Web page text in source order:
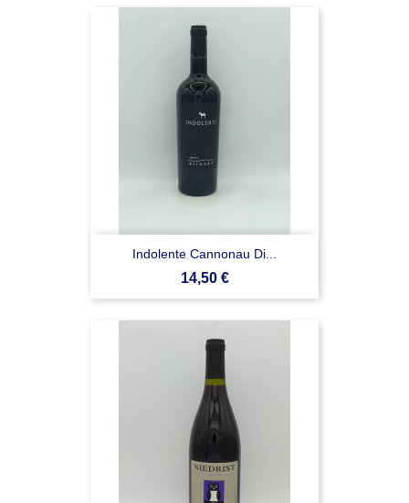
Indolente Cannonau Di...
Prezzo
14,50 €